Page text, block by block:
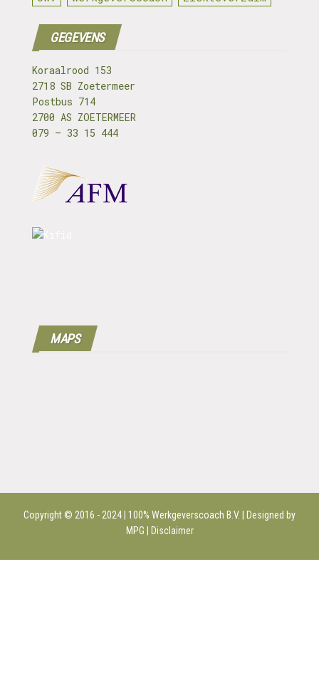
GEGEVENS
Koraalrood 153
2718 SB Zoetermeer
Postbus 714
2700 AS ZOETERMEER
079 – 33 15 444
MAPS
Copyright © 2016 - 2024 | 100% Werkgeverscoach B.V. | Designed by
MPG |
Disclaimer